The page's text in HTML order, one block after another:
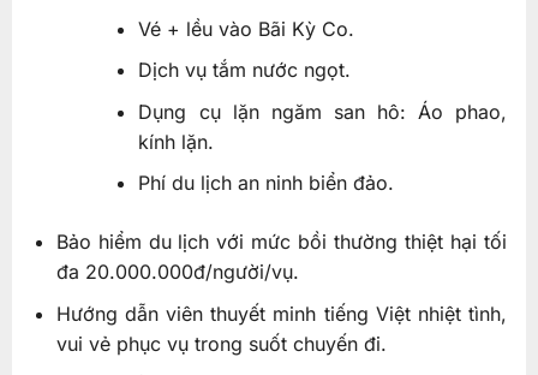
Vé + lều vào Bãi Kỳ Co.
Dịch vụ tắm nước ngọt.
Dụng cụ lặn ngăm san hô: Áo phao,
kính lặn.
Phí du lịch an ninh biển đảo.
Bảo hiểm du lịch với mức bồi thường thiệt hại tối
đa 20.000.000đ/người/vụ.
Hướng dẫn viên thuyết minh tiếng Việt nhiệt tình,
vui vẻ phục vụ trong suốt chuyến đi.